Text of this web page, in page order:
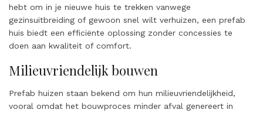
hebt om in je nieuwe huis te trekken vanwege
gezinsuitbreiding of gewoon snel wilt verhuizen, een prefab
huis biedt een efficiënte oplossing zonder concessies te
doen aan kwaliteit of comfort.
Milieuvriendelijk bouwen
Prefab huizen staan bekend om hun milieuvriendelijkheid,
vooral omdat het bouwproces minder afval genereert in